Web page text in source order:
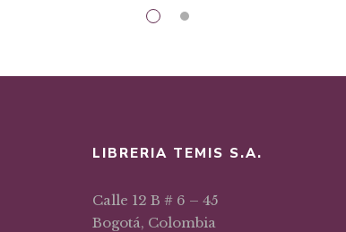
LIBRERIA TEMIS S.A.
Calle 12 B # 6 – 45
Bogotá, Colombia